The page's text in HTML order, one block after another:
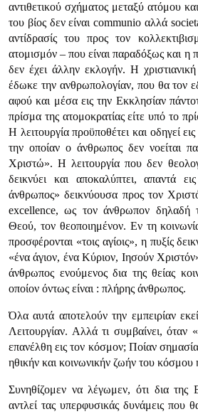
αντιθετικού σχήματος μεταξύ ατόμου
του βίος δεν είναι communio αλλά
αντίδρασίς του προς τον
ατομισμόν – που είναι παραδόξως και η
δεν έχει άλλην εκλογήν. Η
έδωκε την ανθρωπολογίαν, που θα τον
αφού και μέσα εις την Εκκλησίαν
πρίσμα της ατομοκρατίας είτε υπό το
Η λειτουργία προϋποθέτει και οδηγεί
την οποίαν ο άνθρωπος δεν νοείται
Χριστώ». Η λειτουργία που δεν
δεικνύει και αποκαλύπτει, απαντά
άνθρωπος» δεικνύουσα προς τον
excellence, ως τον άνθρωπον δηλαδή
Θεού, τον θεοποιημένον. Εν τη
προσφέρονται «τοις αγίοις», η πυξίς
«ένα άγιον, ένα Κύριον, Ιησούν
άνθρωπος ενούμενος δια της θείας
οποίον όντως είναι : πλήρης άνθρωπος.
Όλα αυτά αποτελούν την εμπειρίαν
Λειτουργίαν. Αλλά τι συμβαίνει, όταν
επανέλθη εις τον κόσμον; Ποίαν
ηθικήν και κοινωνικήν ζωήν του κόσμου
Συνηθίζομεν να λέγωμεν, ότι δια της
αντλεί τας υπερφυσικάς δυνάμεις που